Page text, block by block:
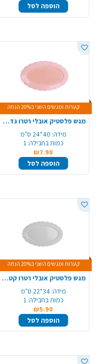
הוספה לסל
קערות ומגשים השני ב20% הנחה
מגש פלסטיק אובלי רטרו גדול - ורוד
מידה: 40*24 ס"מ
כמות בחבילה: 1
₪7.90
הוספה לסל
קערות ומגשים השני ב20% הנחה
מגש פלסטיק אובלי רטרו קטן - לבן
מידה: 34*22 ס"מ
כמות בחבילה: 1
₪5.90
הוספה לסל